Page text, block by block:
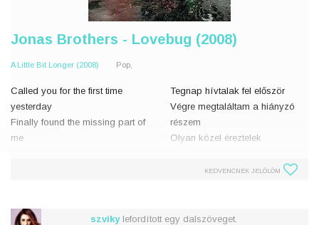
Jonas Brothers - Lovebug (2008)
A Little Bit Longer (2008) Pop,
Called you for the first time
yesterday
Finally found the missing part of
me
Now I'm speechless
Tegnap hívtalak fel először
Végre megtaláltam a hiányzó
részem
Olyan közel éreztelek
KEDVENCNEK JELÖLÖM
szvikylefordított egy dalszöveget.